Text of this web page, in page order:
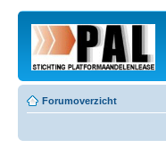
Forumoverzicht